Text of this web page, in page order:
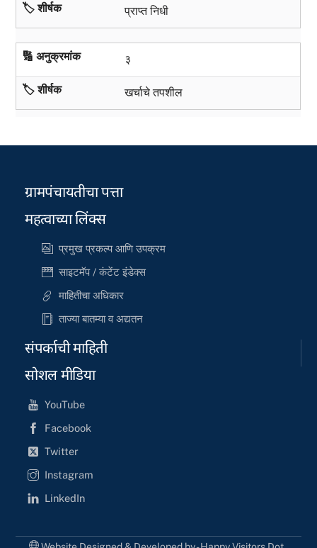
🏷️ शीर्षक प्राप्त निधी
🔢 अनुक्रमांक ३
🏷️ शीर्षक खर्चाचे तपशील
ग्रामपंचायतीचा पत्ता
महत्वाच्या लिंक्स
प्रमुख प्रकल्प आणि उपक्रम
साइटमॅप / कंटेंट इंडेक्स
माहितीचा अधिकार
ताज्या बातम्या व अद्यतन
संपर्काची माहिती
सोशल मीडिया
YouTube
Facebook
Twitter
Instagram
LinkedIn